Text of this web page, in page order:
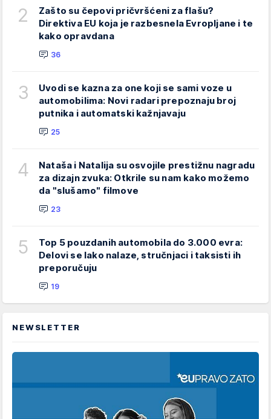
2
Zašto su čepovi pričvršćeni za flašu?
Direktiva EU koja je razbesnela Evropljane i te
kako opravdana
36
3
Uvodi se kazna za one koji se sami voze u
automobilima: Novi radari prepoznaju broj
putnika i automatski kažnjavaju
25
4
Nataša i Natalija su osvojile prestižnu nagradu
za dizajn zvuka: Otkrile su nam kako možemo
da "slušamo" filmove
23
5
Top 5 pouzdanih automobila do 3.000 evra:
Delovi se lako nalaze, stručnjaci i taksisti ih
preporučuju
19
NEWSLETTER